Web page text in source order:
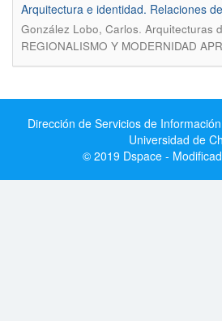
Arquitectura e identidad. Relaciones
González Lobo, Carlos. Arquitecturas
REGIONALISMO Y MODERNIDAD
Dirección de Servicios de
Universidad de
© 2019 Dspace -